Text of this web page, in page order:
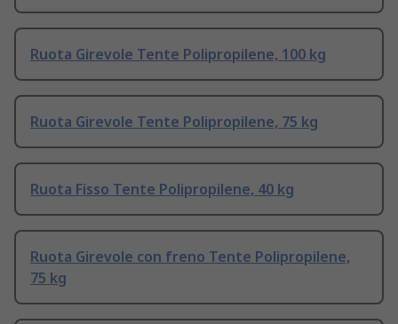
Ruota Girevole Tente Polipropilene, 100 kg
Ruota Girevole Tente Polipropilene, 75 kg
Ruota Fisso Tente Polipropilene, 40 kg
Ruota Girevole con freno Tente Polipropilene,
75 kg